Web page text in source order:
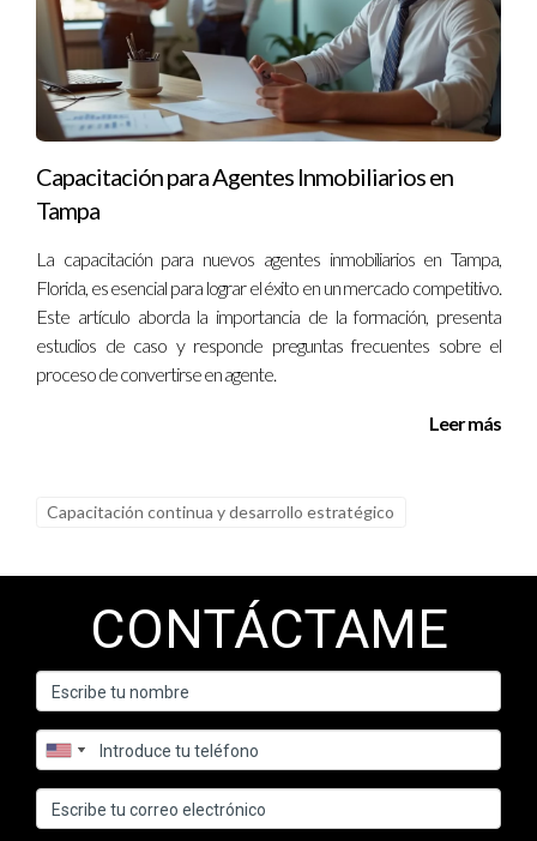
Capacitación para Agentes Inmobiliarios en
Tampa
La capacitación para nuevos agentes inmobiliarios en Tampa,
Florida, es esencial para lograr el éxito en un mercado competitivo.
Este artículo aborda la importancia de la formación, presenta
estudios de caso y responde preguntas frecuentes sobre el
proceso de convertirse en agente.
Leer más
Capacitación continua y desarrollo estratégico
CONTÁCTAME